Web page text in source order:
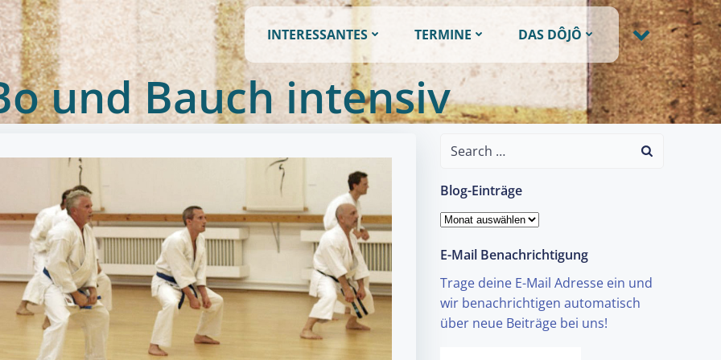
INTERESSANTES TERMINE DAS DÔJÔ
und Bauch intensiv
Search
Blog-Einträge
Blog-
E-Mail Benachrichtigung
Trage deine E-Mail Adresse ein und
wir benachrichtigen automatisch
über neue Beiträge bei uns!